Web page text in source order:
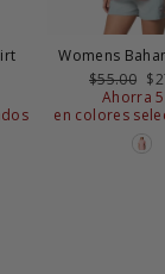
Womens
Precio
habitual
$55.00
de
Ahorra
en colores